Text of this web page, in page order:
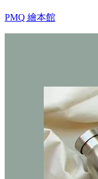
PMQ 繪本館